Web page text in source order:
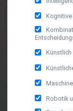
Robotik